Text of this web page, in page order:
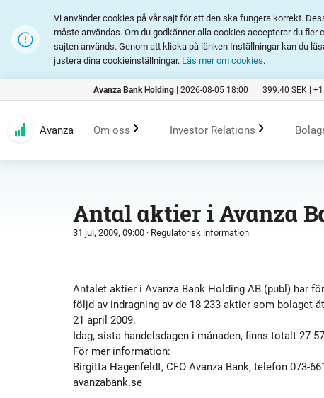
Vi använder cookies på vår sajt för att den ska fungera korrekt.
måste användas. Om du godkänner alla cookies accepterar du fler
sajten används. Genom att klicka på länken Inställningar kan du
justera dina cookieinställningar. Läs mer om cookies.
Avanza Bank Holding | 2026-08-05 18:00 399.40 SEK |
Avanza Om oss
Erbjudande
Historik
Utmärkelser
Investor Relations
Rapporter och presentationer
Primärkapitalinstrument
Antal aktier i Avanza
31 jul, 2009, 09:00 · Regulatorisk information
Antalet aktier i Avanza Bank Holding AB (publ) har
följd av indragning av de 18 233 aktier som bolaget
21 april 2009.
Idag, sista handelsdagen i månaden, finns totalt 27
För mer information:
Birgitta Hagenfeldt, CFO Avanza Bank, telefon 073-
avanzabank.se